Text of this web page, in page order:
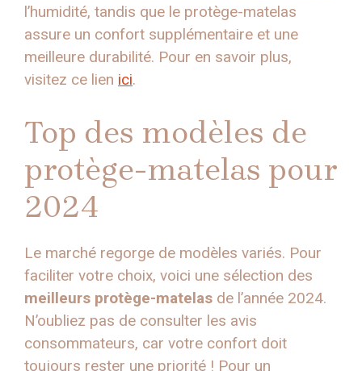
l’humidité, tandis que le protège-matelas
assure un confort supplémentaire et une
meilleure durabilité. Pour en savoir plus,
visitez ce lien ici.
Top des modèles de
protège-matelas pour
2024
Le marché regorge de modèles variés. Pour
faciliter votre choix, voici une sélection des
meilleurs protège-matelas de l’année 2024.
N’oubliez pas de consulter les avis
consommateurs, car votre confort doit
toujours rester une priorité ! Pour un